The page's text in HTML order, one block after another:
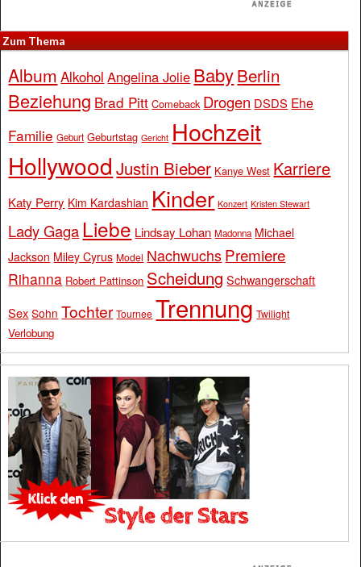
Zum Thema
Album Alkohol Angelina Jolie BabyBerlin
Beziehung Brad Pitt Comeback Drogen DSDS Ehe
Familie Geburt Geburtstag Gericht Hochzeit
Hollywood Justin Bieber Kanye West Karriere
Katy Perry Kim Kardashian Kinder Konzert Kristen Stewart
Lady Gaga Liebe Lindsay Lohan Madonna Michael
Jackson Miley Cyrus Model Nachwuchs Premiere
Rihanna Robert Pattinson Scheidung Schwangerschaft
Sex Sohn Tochter Tournee Trennung Twilight
Verlobung